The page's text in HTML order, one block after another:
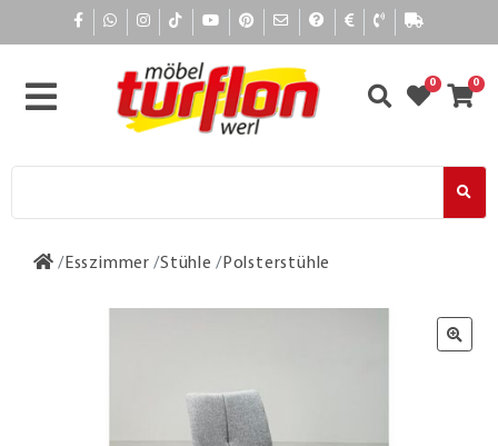
0 0
Esszimmer Stühle Polsterstühle